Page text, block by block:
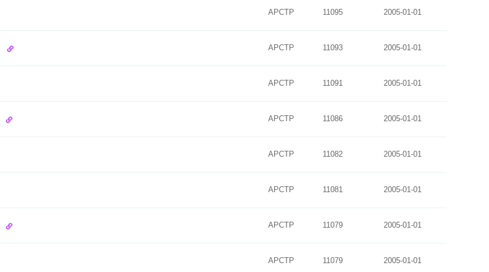
APCTP 11095 2005-01-01
APCTP 11093 2005-01-01
APCTP 11091 2005-01-01
APCTP 11086 2005-01-01
APCTP 11082 2005-01-01
APCTP 11081 2005-01-01
APCTP 11079 2005-01-01
APCTP 11079 2005-01-01